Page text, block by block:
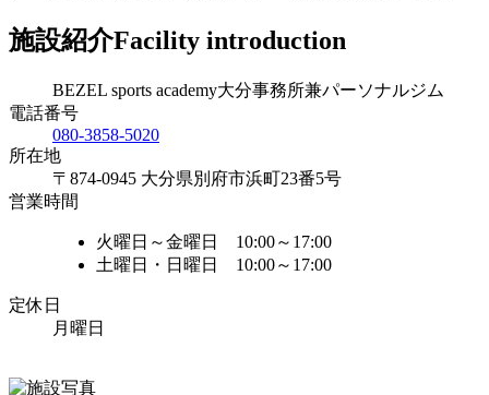
施設紹介Facility introduction
BEZEL sports academy大分事務所兼パーソナルジム
電話番号
080-3858-5020
所在地
〒874-0945 大分県別府市浜町23番5号
営業時間
火曜日～金曜日 10:00～17:00
土曜日・日曜日 10:00～17:00
定休日
月曜日